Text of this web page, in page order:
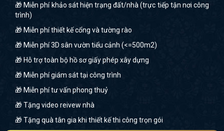
🎁 Miễn phí khảo sát hiện trạng đất/nhà (trực tiếp tận nơi công
trình)
🎁 Miễn phí thiết kế cổng và tường rào
🎁 Miễn phí 3D sân vườn tiểu cảnh (<=500m2)
🎁 Hỗ trợ toàn bộ hồ sơ giấy phép xây dựng
🎁 Miễn phí giám sát tại công trình
🎁 Miễn phí tư vấn phong thuỷ
🎁 Tặng video reivew nhà
🎁 Tặng quà tân gia khi thiết kế thi công trọn gói